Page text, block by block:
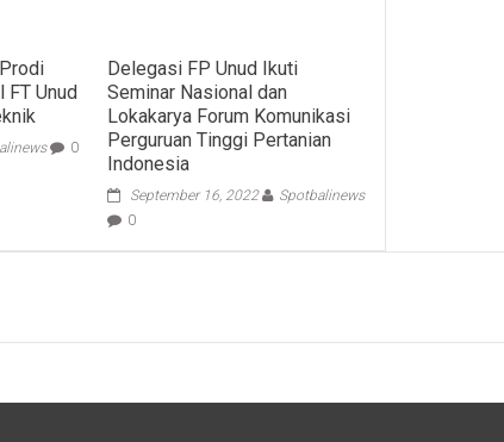
Unud
0
Delegasi FP Unud Ikuti
Seminar Nasional dan
Lokakarya Forum Komunikasi
Perguruan Tinggi Pertanian
Indonesia
September 16, 2022
Spotbalinews
0